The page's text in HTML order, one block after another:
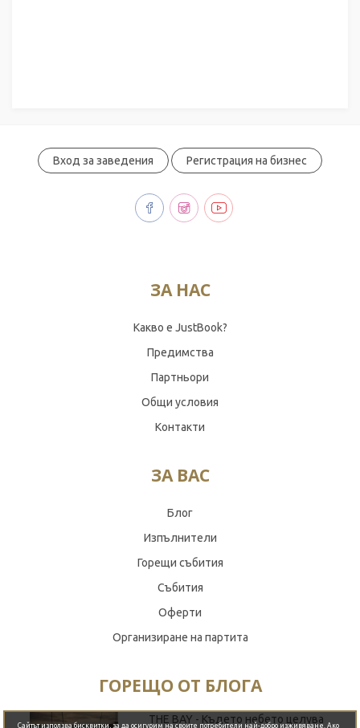
Обади се сега
Вход за заведения Регистрация на бизнес
ЗА НАС
Какво е JustBook?
Предимства
Партньори
Общи условия
Контакти
ЗА ВАС
Блог
Изпълнители
Горещи събития
Събития
Оферти
Организиране на партита
ГОРЕЩО ОТ БЛОГА
THE BAY - Където небето целува
Сайтът използва бисквитки, за да осигурим на своите потребители най-добро изживяване. Ако